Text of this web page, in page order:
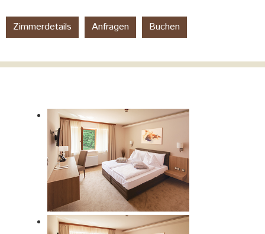
Zimmerdetails Anfragen Buchen